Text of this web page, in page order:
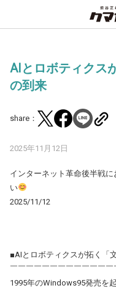
AIとロボティクス
の到来
share：
2025年11月12日
インターネット革命後半戦
い
2025/11/12
■AIとロボティクスが拓く「
￣￣￣￣￣￣￣￣￣￣￣￣￣
1995年のWindows95発売を